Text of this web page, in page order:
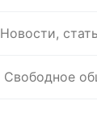
Новости,
Свободное